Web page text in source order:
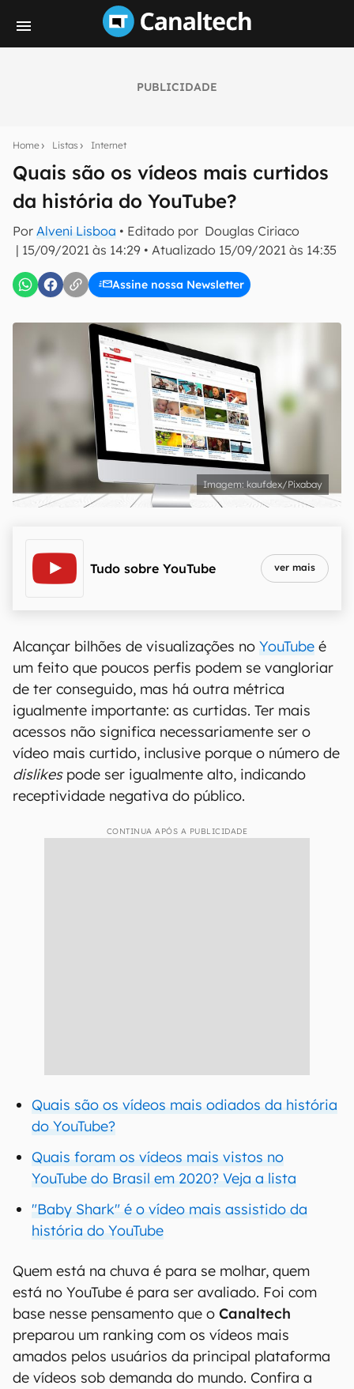
PUBLICIDADE
Home Listas Internet
Quais são os vídeos mais curtidos
da história do YouTube?
Por Alveni Lisboa • Editado por Douglas Ciriaco
| 15/09/2021 às 14:29 • Atualizado 15/09/2021 às 14:35
Assine nossa Newsletter
notícias e reviews sobre tecnologia em primeira
mão.
E-mail
Uso e Política de Privacidade do Canaltech.
kaufdex/Pixabay
Tudo sobre YouTube ver mais
Alcançar bilhões de visualizações no YouTube é
um feito que poucos perfis podem se vangloriar
de ter conseguido, mas há outra métrica
igualmente importante: as curtidas. Ter mais
acessos não significa necessariamente ser o
vídeo mais curtido, inclusive porque o número de
dislikespode ser igualmente alto, indicando
receptividade negativa do público.
CONTINUA APÓS A PUBLICIDADE
Quais são os vídeos mais odiados da história
do YouTube?
Quais foram os vídeos mais vistos no
YouTube do Brasil em 2020? Veja a lista
"Baby Shark" é o vídeo mais assistido da
história do YouTube
Quem está na chuva é para se molhar, quem
está no YouTube é para ser avaliado. Foi com
base nesse pensamento que o Canaltech
preparou um ranking com os vídeos mais
amados pelos usuários da principal plataforma
de vídeos sob demanda do mundo. Confira a